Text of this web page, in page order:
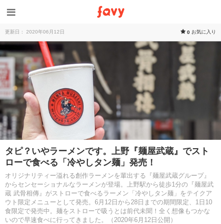
更新日： 2020年06月12日 0 お気に入り
タピ？いやラーメンです。上野『麺屋武蔵』でスト
ローで食べる「冷やしタン麺」発売！
オリジナリティー溢れる創作ラーメンを輩出する『麺屋武蔵グループ』
からセンセーショナルなラーメンが登場。上野駅から徒歩1分の『麺屋武
蔵 武骨相傳』がストローで食べるラーメン「冷やしタン麺」をテイクア
ウト限定メニューとして発売。6月12日から28日までの期間限定、1日10
食限定で発売中。麺をストローで吸うとは前代未聞！全く想像もつかな
いので早速食べに行ってきました。（2020年6月12日公開）